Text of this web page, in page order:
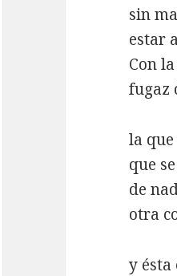
sin
estar
Con
fugaz
la que
que
de
otra
y ésta